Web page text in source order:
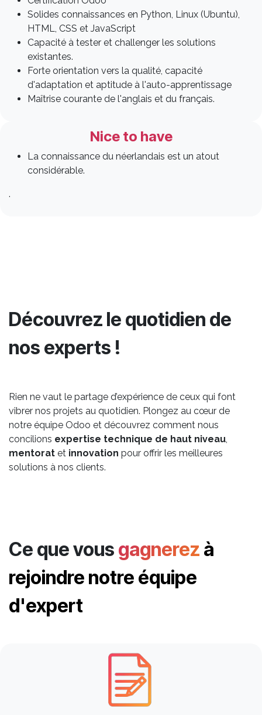
Solides connaissances en Python, Linux (Ubuntu),
HTML, CSS et JavaScript
Capacité à tester et challenger les solutions
existantes.
Forte orientation vers la qualité, capacité
d'adaptation et aptitude à l'auto-apprentissage
Maîtrise courante de l'anglais et du français.
Nice to have
La connaissance du néerlandais est un atout
considérable.
.
Découvrez le quotidien de
nos experts !
Rien ne vaut le partage d’expérience de ceux qui font
vibrer nos projets au quotidien. Plongez au cœur de
notre équipe Odoo et découvrez comment nous
concilions expertise technique de haut niveau,
mentorat et innovation pour offrir les meilleures
solutions à nos clients.
Ce que vous gagnerez à
rejoindre notre équipe
d'expert